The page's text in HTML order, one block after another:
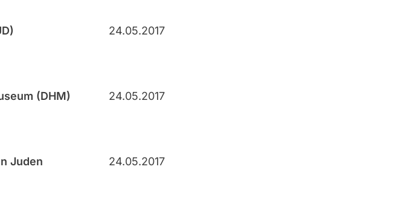
24.05.2017
(DHM) 24.05.2017
Juden
24.05.2017